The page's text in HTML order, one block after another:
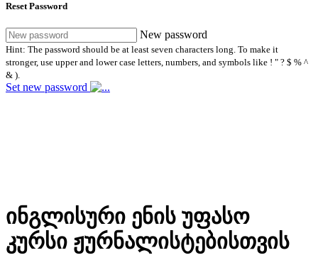
Reset Password
New password
Hint: The password should be at least seven characters long. To make it
stronger, use upper and lower case letters, numbers, and symbols like ! " ? $ % ^
& ).
Set new password
ინგლისური ენის უფასო
კურსი ჟურნალისტებისთვის